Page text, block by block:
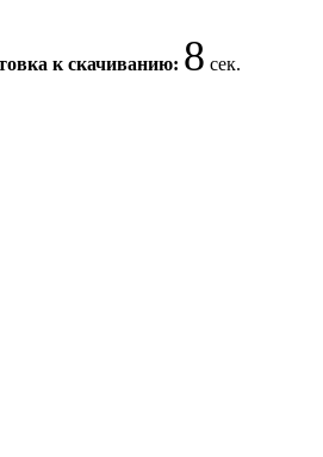
к скачиванию: 8 сек.